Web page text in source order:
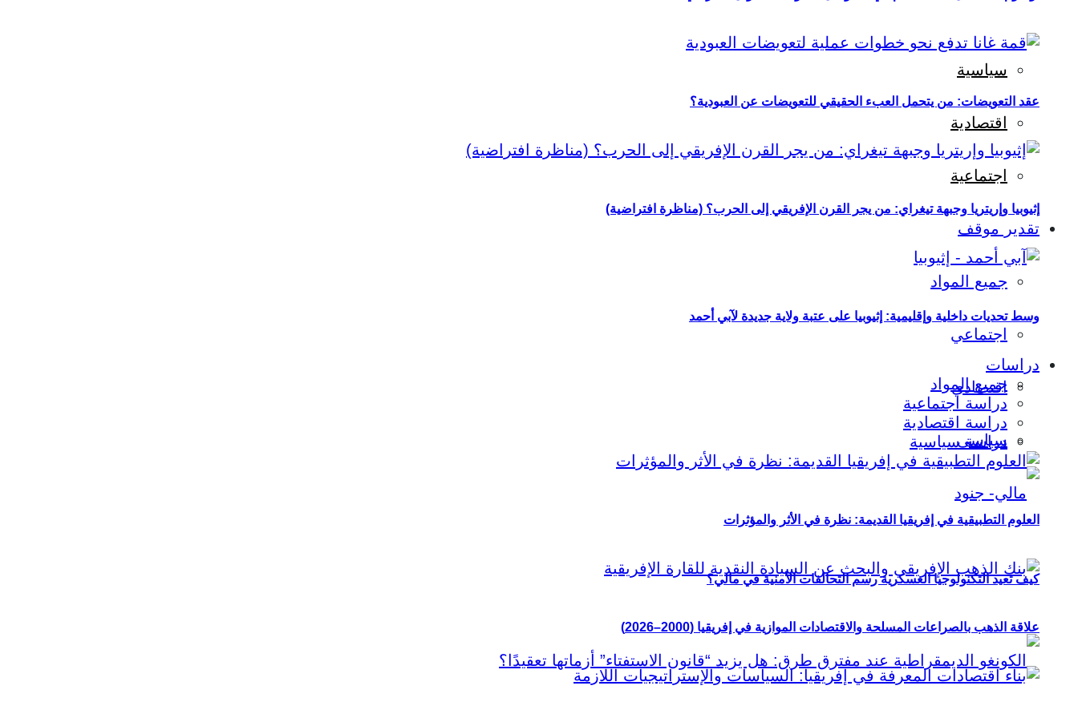
سياسية
اقتصادية
اجتماعية
تقدير موقف
جميع المواد
اجتماعي
اقتصادي
سياسي
كيف تعيد التكنولوجيا العسكرية رسم التحالفات الأمنية في مالي؟
عقد التعويضات: من يتحمل العبء الحقيقي للتعويضات عن العبودية؟
إثيوبيا وإريتريا وجبهة تيغراي: من يجر القرن الإفريقي إلى الحرب؟ (مناظرة افتراضية)
وسط تحديات داخلية وإقليمية: إثيوبيا على عتبة ولاية جديدة لآبي أحمد
دراسات
جميع المواد
دراسة اجتماعية
دراسة اقتصادية
دراسة سياسية
العلوم التطبيقية في إفريقيا القديمة: نظرة في الأثر والمؤثرات
علاقة الذهب بالصراعات المسلحة والاقتصادات الموازية في إفريقيا (2000–2026)